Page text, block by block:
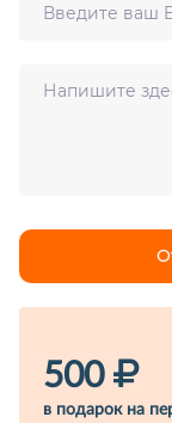
500
в подарок на